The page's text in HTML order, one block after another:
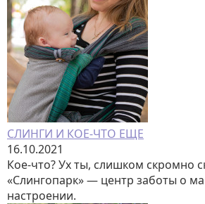
СЛИНГИ И КОЕ-ЧТО ЕЩЕ
16.10.2021
Кое-что? Ух ты, слишком скромно
«Слингопарк» — центр заботы о
настроении.